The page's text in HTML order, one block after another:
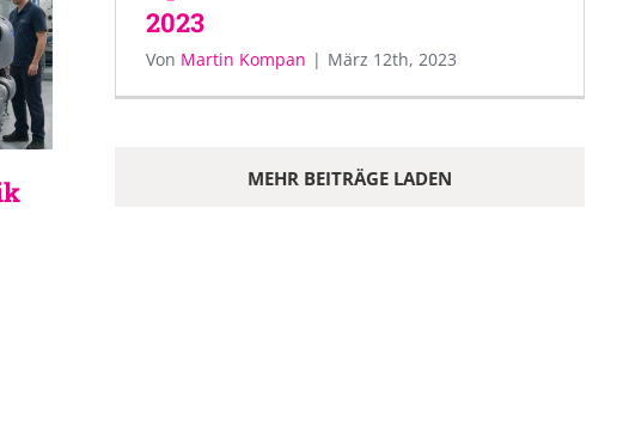
2023
Von Martin Kompan | März 12th, 2023
MEHR BEITRÄGE LADEN